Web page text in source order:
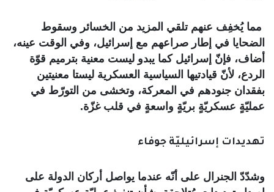
مما يُخفِف عنهم تلقي المزيد من الخسائر وسقوط
الضحايا في إطار صراعهم مع إسرائيل، وفي الوقت عينه،
أضاف، فإنّ إسرائيل كما يبدو ليست معنية بترميم قوّة
الردع، لأنّ قيادتيها السياسية العسكرية ليستا معنيتين
بفقدان جنودهم في المعركة، وتخشى من التورّط في
عمليّةٍ عسكريّةٍ بريّةٍ واسعةٍ في قلب غزّة.
تهديدات إسرائيليّة جوفاء
وشدّدّ الجنرال على أنّه عندما يواصل أركان الدولة على